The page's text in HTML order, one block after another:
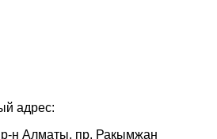
адрес:
р-н Алматы, пр. Рақымжан